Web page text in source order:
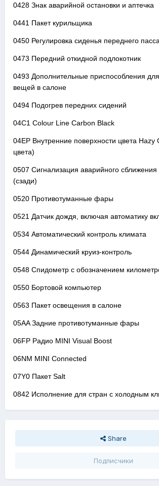
0428 Знак аварийной остановки и аптечка
0441 Пакет курильщика
0450 Регулировка сиденья переднего
0473 Передний откидной подлокотник
0493 Дополнительные приспособления
вещей в салоне
0494 Подогрев передних сидений
04C1 Colour Line Carbon Black
04EP Внутренние поверхности цвета Hazy
цвета)
0507 Сигнализация аварийного сближения
(сзади)
0520 Противотуманные фары
0521 Датчик дождя, включая автоматику
0534 Автоматический контроль климата
0544 Динамический круиз-контроль
0548 Спидометр с обозначением
0550 Бортовой компьютер
0563 Пакет освещения в салоне
05AA Задние противотуманные фары
06FP Радио MINI Visual Boost
06NM MINI Connected
07Y0 Пакет Salt
0842 Исполнение для стран с холодным
Share
Подписчики